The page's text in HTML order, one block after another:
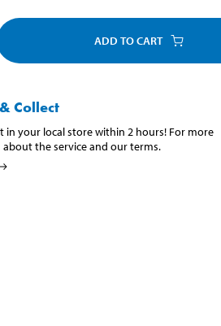
ADD TO CART
Collect
in your local store within 2 hours! For more
the service and our terms.